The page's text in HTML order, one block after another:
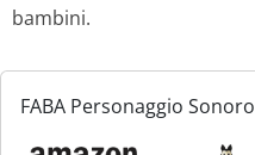
bambini.
FABA Personaggio
Storie e fiabe sonore 4-